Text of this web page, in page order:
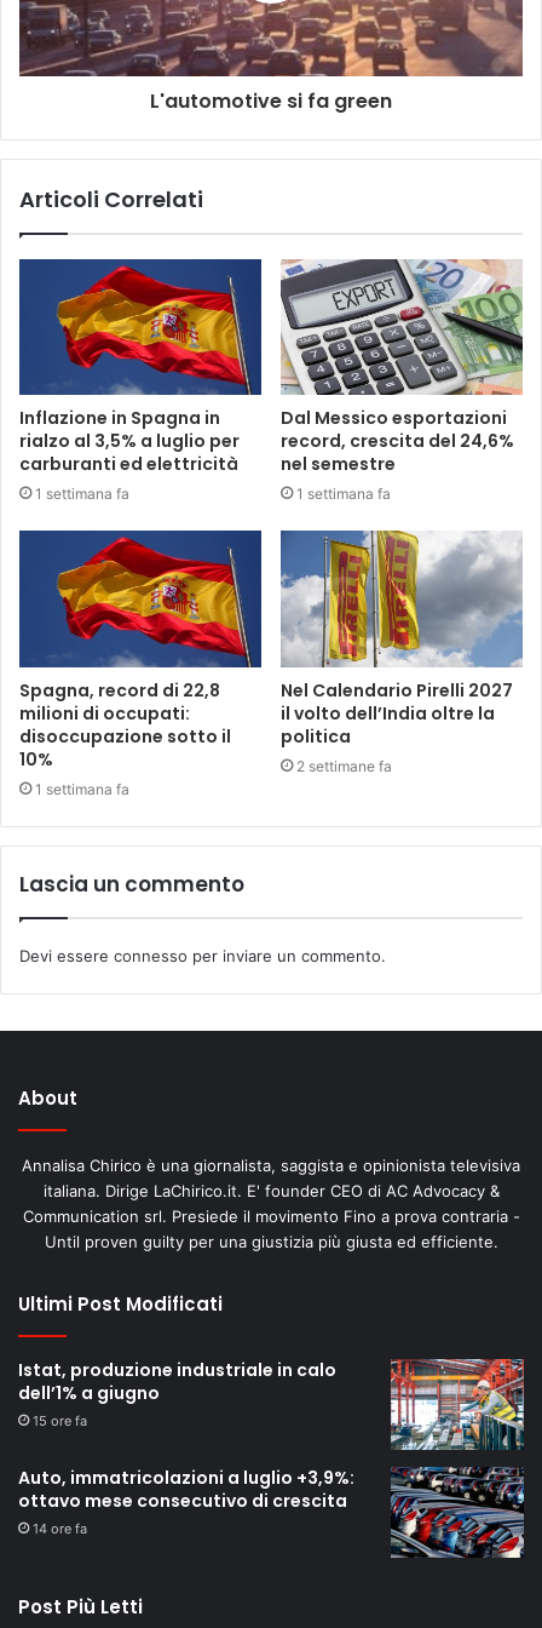
L'automotive si fa green
Articoli Correlati
Inflazione in Spagna in
rialzo al 3,5% a luglio per
carburanti ed elettricità
1 settimana fa
Dal Messico esportazioni
record, crescita del 24,6%
nel semestre
1 settimana fa
Spagna, record di 22,8
milioni di occupati:
disoccupazione sotto il
10%
1 settimana fa
Nel Calendario Pirelli 2027
il volto dell’India oltre la
politica
2 settimane fa
Lascia un commento
Devi essere connesso per inviare un commento.
About
Annalisa Chirico è una giornalista, saggista e opinionista televisiva
italiana. Dirige LaChirico.it. E' founder CEO di AC Advocacy &
Communication srl. Presiede il movimento Fino a prova contraria -
Until proven guilty per una giustizia più giusta ed efficiente.
Ultimi Post Modificati
Istat, produzione industriale in calo
dell’1% a giugno
15 ore fa
Auto, immatricolazioni a luglio +3,9%:
ottavo mese consecutivo di crescita
14 ore fa
Post Più Letti